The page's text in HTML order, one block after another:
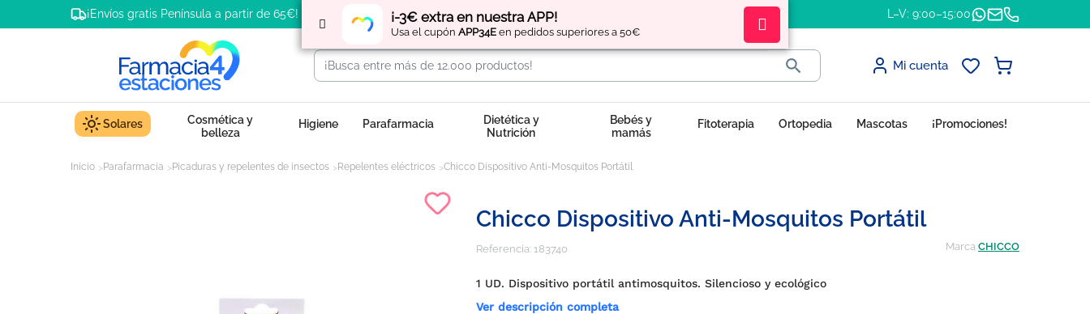
¡-3€ extra en nuestra APP!
Usa el cupón APP34E en pedidos superiores a 50€
¡Envíos gratis Península a partir de 65€! Regístratey obtén L–V: 9:00–15:00
 Mi cuenta
Solares
Cosmética y
belleza
Higiene Parafarmacia
Dietética y
Nutrición
Bebés y
mamás
Fitoterapia Ortopedia Mascotas ¡Promociones!
Inicio Parafarmacia Picaduras y repelentes de insectos Repelentes eléctricos Chicco Dispositivo Anti-Mosquitos Portátil
Chicco Dispositivo Anti-Mosquitos Portátil
Referencia: 183740 Marca CHICCO
1 UD. Dispositivo portátil antimosquitos. Silencioso y ecológico
Ver descripción completa